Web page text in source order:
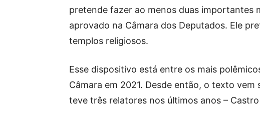
pretende fazer ao menos duas importantes
aprovado na Câmara dos Deputados. Ele
templos religiosos.
Esse dispositivo está entre os mais
Câmara em 2021. Desde então, o texto
teve três relatores nos últimos anos –